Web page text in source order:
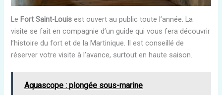
Le Fort Saint-Louis est ouvert au public toute l’année. La
visite se fait en compagnie d’un guide qui vous fera découvrir
l’histoire du fort et de la Martinique. Il est conseillé de
réserver votre visite à l’avance, surtout en haute saison.
Aquascope : plongée sous-marine